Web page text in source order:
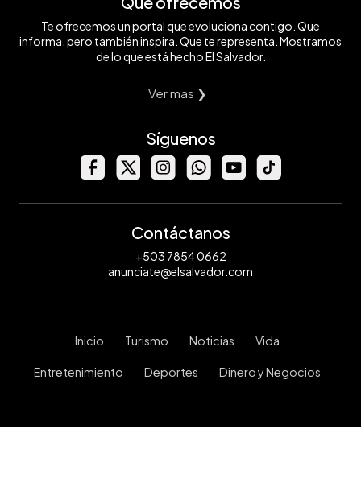
Te ofrecemos un portal que evoluciona contigo. Que
informa, pero también inspira. Que te representa. Mostramos
de lo que está hecho El Salvador.
Ver mas ❯
Síguenos
Contáctanos
+503 7854 0662
anunciate@elsalvador.com
Inicio Turismo Noticias Vida
Entretenimiento Deportes Dinero y Negocios